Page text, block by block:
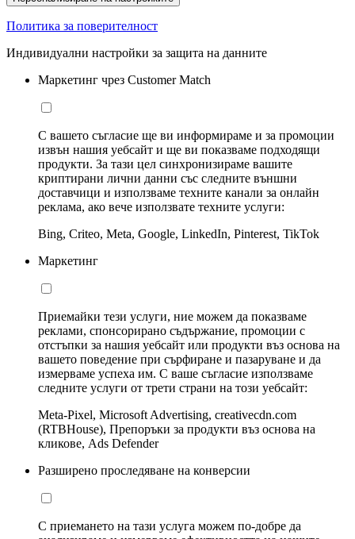
Политика за поверителност
Индивидуални настройки за защита на данните
Маркетинг чрез Customer Match
С вашето съгласие ще ви информираме и за промоции
извън нашия уебсайт и ще ви показваме подходящи
продукти. За тази цел синхронизираме вашите
криптирани лични данни със следните външни
доставчици и използваме техните канали за онлайн
реклама, ако вече използвате техните услуги:
Bing, Criteo, Meta, Google, LinkedIn, Pinterest, TikTok
Маркетинг
Приемайки тези услуги, ние можем да показваме
реклами, спонсорирано съдържание, промоции с
отстъпки за нашия уебсайт или продукти въз основа на
вашето поведение при сърфиране и пазаруване и да
измерваме успеха им. С ваше съгласие използваме
следните услуги от трети страни на този уебсайт:
Meta-Pixel, Microsoft Advertising, creativecdn.com
(RTBHouse), Препоръки за продукти въз основа на
кликове, Ads Defender
Разширено проследяване на конверсии
С приемането на тази услуга можем по-добре да